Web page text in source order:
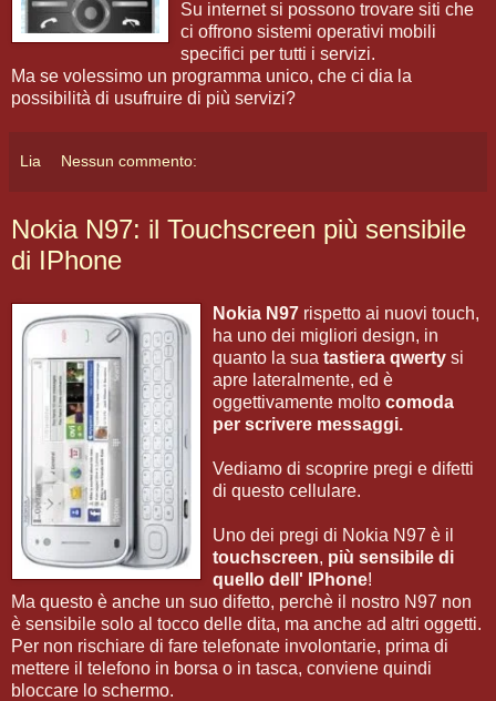
Su internet si possono trovare siti che
ci offrono sistemi operativi mobili
specifici per tutti i servizi.
Ma se volessimo un programma unico, che ci dia la
possibilità di usufruire di più servizi?
Lia Nessun commento:
Nokia N97: il Touchscreen più sensibile
di IPhone
Nokia N97 rispetto ai nuovi touch,
ha uno dei migliori design, in
quanto la sua tastiera qwerty si
apre lateralmente, ed è
oggettivamente molto comoda
per scrivere messaggi.
Vediamo di scoprire pregi e difetti
di questo cellulare.
Uno dei pregi di Nokia N97 è il
touchscreen, più sensibile di
quello dell' IPhone!
Ma questo è anche un suo difetto, perchè il nostro N97 non
è sensibile solo al tocco delle dita, ma anche ad altri oggetti.
Per non rischiare di fare telefonate involontarie, prima di
mettere il telefono in borsa o in tasca, conviene quindi
bloccare lo schermo.